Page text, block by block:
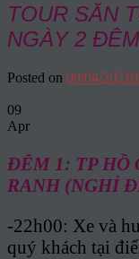
TOUR SĂN
NGÀY 2 ĐÊM
Posted on 09/04/2021
09
Apr
ĐÊM 1: TP HỒ
RANH (NGHỈ
-22h00: Xe và
quý khách tại